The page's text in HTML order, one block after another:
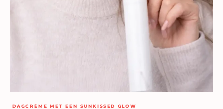
DAGCRÈME MET EEN SUNKISSED GLOW